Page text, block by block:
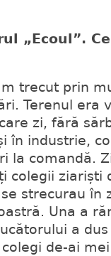
„Ecoul”.
trecut prin
Terenul era
zi, fără
în industrie,
la comandă.
colegii ziariști
strecurau în
Una a
a
de-ai